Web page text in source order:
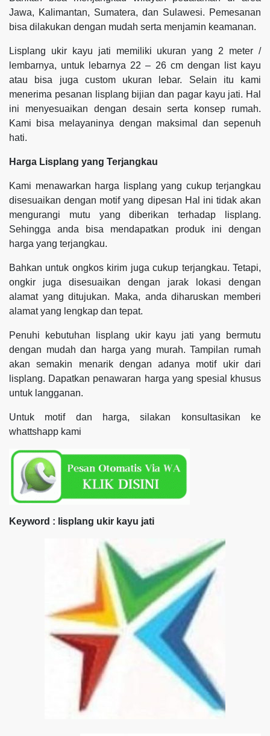
Jawa, Kalimantan, Sumatera, dan Sulawesi. Pemesanan
bisa dilakukan dengan mudah serta menjamin keamanan.
Lisplang ukir kayu jati memiliki ukuran yang 2 meter /
lembarnya, untuk lebarnya 22 – 26 cm dengan list kayu
atau bisa juga custom ukuran lebar. Selain itu kami
menerima pesanan lisplang bijian dan pagar kayu jati. Hal
ini menyesuaikan dengan desain serta konsep rumah.
Kami bisa melayaninya dengan maksimal dan sepenuh
hati.
Harga Lisplang yang Terjangkau
Kami menawarkan harga lisplang yang cukup terjangkau
disesuaikan dengan motif yang dipesan Hal ini tidak akan
mengurangi mutu yang diberikan terhadap lisplang.
Sehingga anda bisa mendapatkan produk ini dengan
harga yang terjangkau.
Bahkan untuk ongkos kirim juga cukup terjangkau. Tetapi,
ongkir juga disesuaikan dengan jarak lokasi dengan
alamat yang ditujukan. Maka, anda diharuskan memberi
alamat yang lengkap dan tepat.
Penuhi kebutuhan lisplang ukir kayu jati yang bermutu
dengan mudah dan harga yang murah. Tampilan rumah
akan semakin menarik dengan adanya motif ukir dari
lisplang. Dapatkan penawaran harga yang spesial khusus
untuk langganan.
Untuk motif dan harga, silakan konsultasikan ke
whattshapp kami
Keyword : lisplang ukir kayu jati